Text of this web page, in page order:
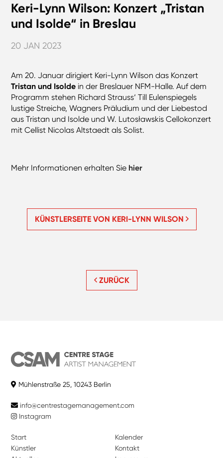
Keri-Lynn Wilson: Konzert „Tristan
und Isolde“ in Breslau
20 JAN 2023
Am 20. Januar dirigiert Keri-Lynn Wilson das Konzert
Tristan und Isolde in der Breslauer NFM-Halle. Auf dem
Programm stehen Richard Strauss‘ Till Eulenspiegels
lustige Streiche, Wagners Präludium und der Liebestod
aus Tristan und Isolde und W. Lutosławskis Cellokonzert
mit Cellist Nicolas Altstaedt als Solist.
Mehr Informationen erhalten Sie hier
KÜNSTLERSEITE VON KERI-LYNN WILSON
ZURÜCK
Mühlenstraße 25, 10243 Berlin
info@centrestagemanagement.com
Instagram
Start
Künstler
Kalender
Kontakt